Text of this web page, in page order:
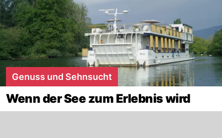
Genuss und Sehnsucht
Wenn der See zum Erlebnis wird